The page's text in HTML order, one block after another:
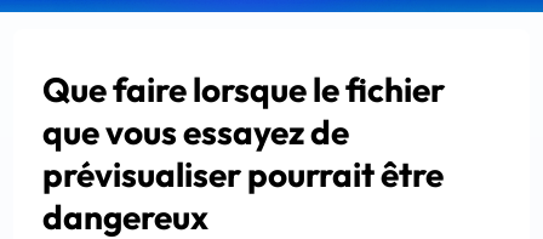
Que faire lorsque le fichier
que vous essayez de
prévisualiser pourrait être
dangereux